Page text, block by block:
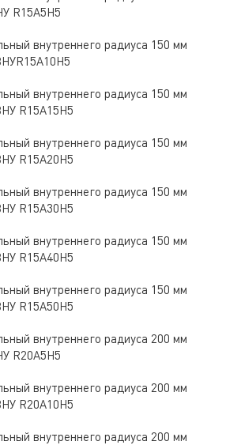
R15A5H5
внутреннего радиуса 150 мм
внутреннего радиуса 150 мм
R15A15H5
внутреннего радиуса 150 мм
R15A20H5
внутреннего радиуса 150 мм
R15A30H5
внутреннего радиуса 150 мм
R15A40H5
внутреннего радиуса 150 мм
R15A50H5
внутреннего радиуса 200 мм
R20A5H5
внутреннего радиуса 200 мм
R20A10H5
внутреннего радиуса 200 мм